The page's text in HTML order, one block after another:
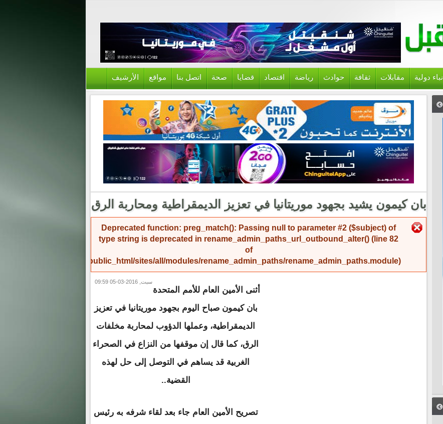
أنباء دولية مقابلات ثقافة حوادث رياضة اقتصاد قضايا صحة اتصل بنا مواقع الأرشيف
بان كيمون يشيد بجهود موريتانيا في تعزيز الديمقراطية ومحاربة الرق
رسالة الخطأ Deprecated function: preg_match(): Passing null to parameter #2 ($subject) of
type string is deprecated in rename_admin_paths_url_outbound_alter() (line 82
of
/home/amicinf1/public_html/sites/all/modules/rename_admin_paths/rename_admin_paths.module).
سبت, 2016-03-05 09:59
أثنى الأمين العام للأمم المتحدة
بان كيمون صباح اليوم بجهود موريتانيا في تعزيز
الديمقراطية، وعملها الدؤوب لمحاربة مخلفات
الرق، كما قال إن موقفها من النزاع في الصحراء
الغربية قد يساهم في التوصل إلى حل لهذه
القضية..
تصريح الأمين العام جاء بعد لقاء شرفه به رئيس